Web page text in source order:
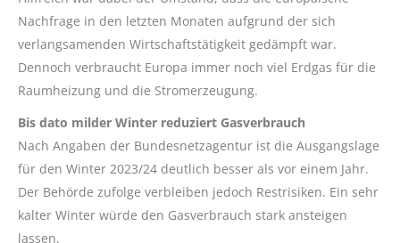
Nachfrage in den letzten Monaten aufgrund der sich
verlangsamenden Wirtschaftstätigkeit gedämpft war.
Dennoch verbraucht Europa immer noch viel Erdgas für die
Raumheizung und die Stromerzeugung.
Bis dato milder Winter reduziert Gasverbrauch
Nach Angaben der Bundesnetzagentur ist die Ausgangslage
für den Winter 2023/24 deutlich besser als vor einem Jahr.
Der Behörde zufolge verbleiben jedoch Restrisiken. Ein sehr
kalter Winter würde den Gasverbrauch stark ansteigen
lassen.